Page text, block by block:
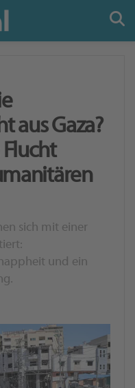
aus Gaza?
sich mit einer
und ein